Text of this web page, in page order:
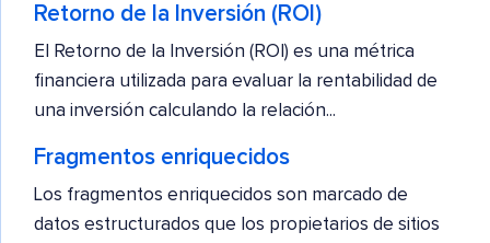
Retorno de la Inversión (ROI)
El Retorno de la Inversión (ROI) es una métrica
financiera utilizada para evaluar la rentabilidad de
una inversión calculando la relación...
Fragmentos enriquecidos
Los fragmentos enriquecidos son marcado de
datos estructurados que los propietarios de sitios